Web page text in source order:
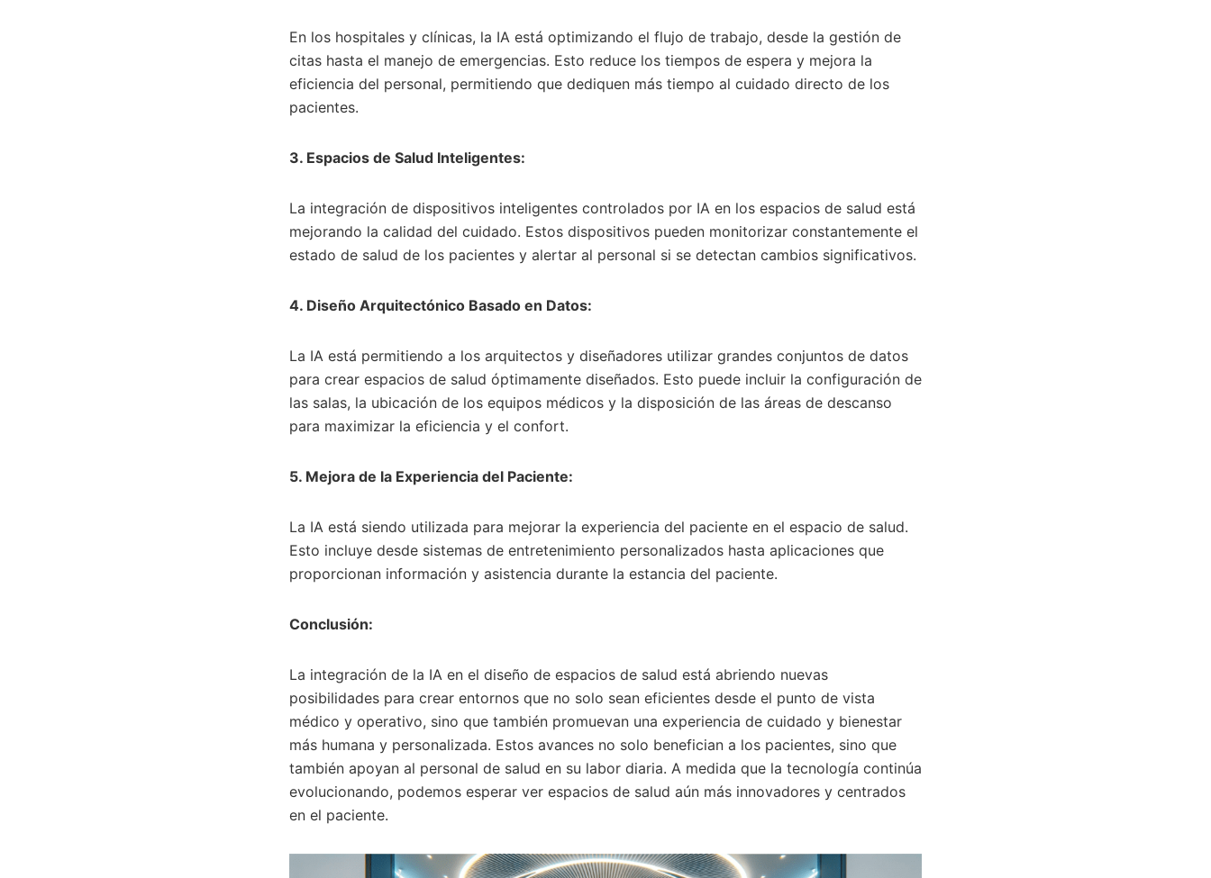
En los hospitales y clínicas, la IA está optimizando el flujo de trabajo, desde la gestión de
citas hasta el manejo de emergencias. Esto reduce los tiempos de espera y mejora la
eficiencia del personal, permitiendo que dediquen más tiempo al cuidado directo de los
pacientes.
3. Espacios de Salud Inteligentes:
La integración de dispositivos inteligentes controlados por IA en los espacios de salud está
mejorando la calidad del cuidado. Estos dispositivos pueden monitorizar constantemente el
estado de salud de los pacientes y alertar al personal si se detectan cambios significativos.
4. Diseño Arquitectónico Basado en Datos:
La IA está permitiendo a los arquitectos y diseñadores utilizar grandes conjuntos de datos
para crear espacios de salud óptimamente diseñados. Esto puede incluir la configuración de
las salas, la ubicación de los equipos médicos y la disposición de las áreas de descanso
para maximizar la eficiencia y el confort.
5. Mejora de la Experiencia del Paciente:
La IA está siendo utilizada para mejorar la experiencia del paciente en el espacio de salud.
Esto incluye desde sistemas de entretenimiento personalizados hasta aplicaciones que
proporcionan información y asistencia durante la estancia del paciente.
Conclusión:
La integración de la IA en el diseño de espacios de salud está abriendo nuevas
posibilidades para crear entornos que no solo sean eficientes desde el punto de vista
médico y operativo, sino que también promuevan una experiencia de cuidado y bienestar
más humana y personalizada. Estos avances no solo benefician a los pacientes, sino que
también apoyan al personal de salud en su labor diaria. A medida que la tecnología continúa
evolucionando, podemos esperar ver espacios de salud aún más innovadores y centrados
en el paciente.